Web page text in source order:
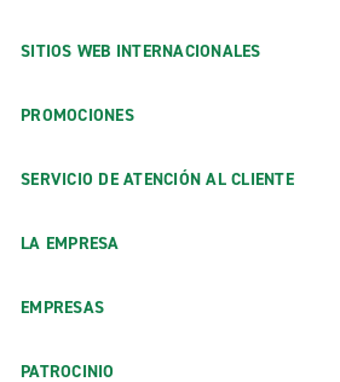
Santa Bárbara
Santa Rosa
Oficinas en aeropuerto
Aeropuerto Bob Hope de Burbank
SITIOS WEB INTERNACIONALES
PROMOCIONES
SERVICIO DE ATENCIÓN AL CLIENTE
LA EMPRESA
EMPRESAS
PATROCINIO